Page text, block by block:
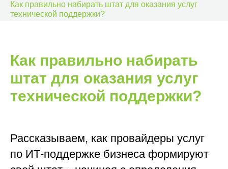
Как правильно набирать штат для оказания услуг
технической поддержки?
Как правильно набирать
штат для оказания услуг
технической поддержки?
Рассказываем, как провайдеры услуг
по ИТ-поддержке бизнеса формируют